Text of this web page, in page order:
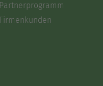
Partnerprogramm
Firmenkunden